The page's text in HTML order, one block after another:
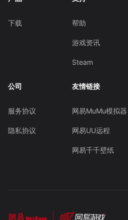
下载 帮助
游戏资讯
Steam
公司
服务协议
隐私协议
友情链接
网易MuMu模拟器
网易UU远程
网易千千壁纸